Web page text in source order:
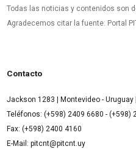
Todas las noticias y contenidos son
Agradecemos citar la fuente: Portal
Contacto
Jackson 1283 | Montevideo - Uruguay
Teléfonos: (+598) 2409 6680 - (+598)
Fax: (+598) 2400 4160
E-Mail: pitcnt@pitcnt.uy